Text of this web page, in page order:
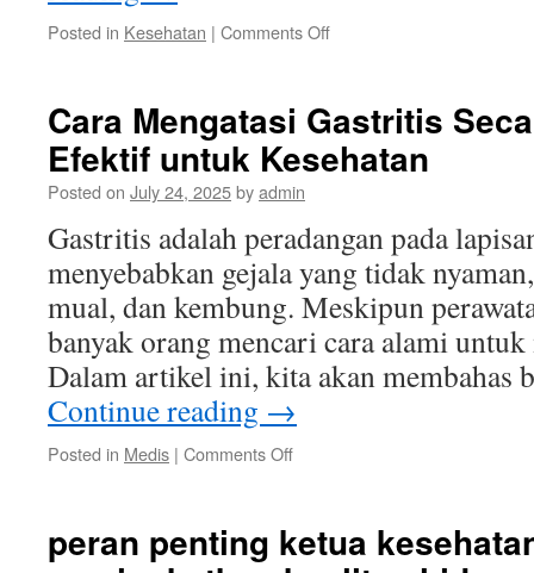
Posted in Kesehatan | Comments Offon
Lengkap
Menjaga
Kesehatan
Cara Mengatasi Gastritis
Efektif untuk Kesehatan
Posted on July 24, 2025byadmin
Gastritis adalah peradangan pada
menyebabkan gejala yang tidak
mual, dan kembung. Meskipun
banyak orang mencari cara alami
Dalam artikel ini, kita akan membahas
Continue reading →
Posted in Medis | Comments Offon
Secara
peran penting ketua